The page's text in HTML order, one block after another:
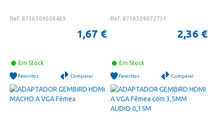
Ref. 8716309058469
1,67 €
Em Stock
Favoritos Comparar
Ref. 8716309072731
2,36 €
Em Stock
Favoritos Comparar